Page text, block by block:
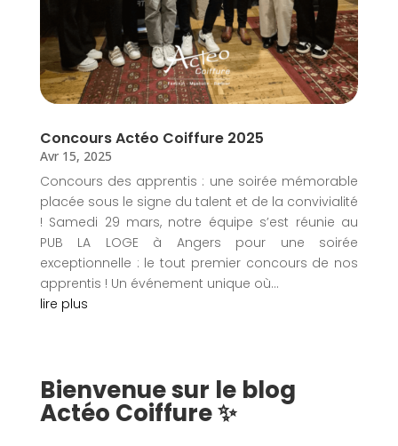
Concours Actéo Coiffure 2025
Avr 15, 2025
Concours des apprentis : une soirée mémorable
placée sous le signe du talent et de la convivialité
! Samedi 29 mars, notre équipe s’est réunie au
PUB LA LOGE à Angers pour une soirée
exceptionnelle : le tout premier concours de nos
apprentis ! Un événement unique où...
lire plus
Bienvenue sur le blog
Actéo Coiffure ✨